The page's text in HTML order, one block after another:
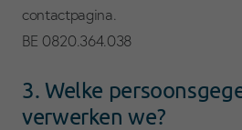
contactpagina.
BE 0820.364.038
3. Welke
verwerken we?